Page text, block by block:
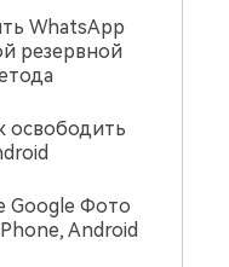
WhatsApp
резервной
освободить
Google Фото
Android